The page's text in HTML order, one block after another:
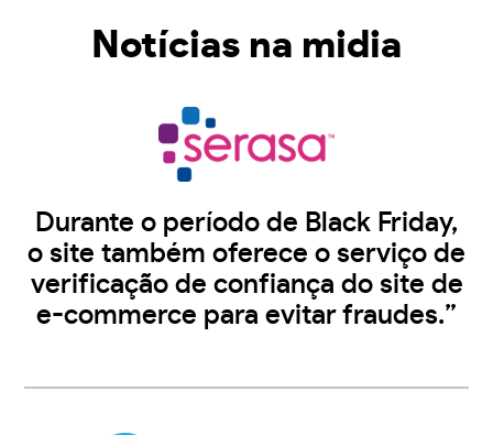
Notícias na midia
Durante o período de Black Friday,
o site também oferece o serviço de
verificação de confiança do site de
e-commerce para evitar fraudes.”